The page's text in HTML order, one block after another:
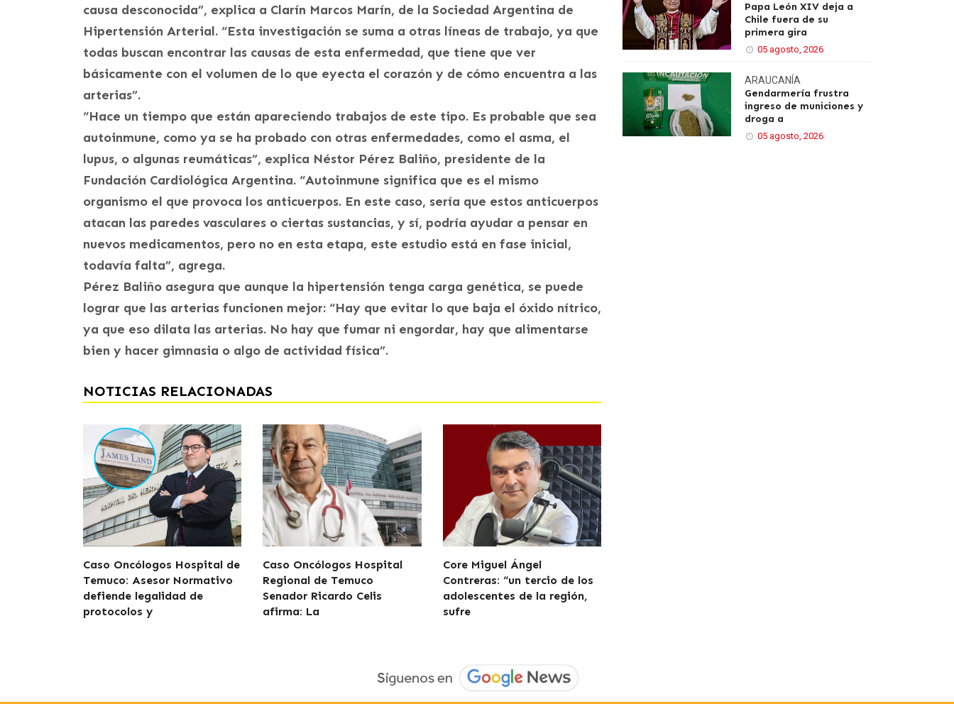
causa desconocida”, explica a Clarín Marcos Marín, de la Sociedad Argentina de
Hipertensión Arterial. “Esta investigación se suma a otras líneas de trabajo, ya que
todas buscan encontrar las causas de esta enfermedad, que tiene que ver
básicamente con el volumen de lo que eyecta el corazón y de cómo encuentra a las
arterias”.
“Hace un tiempo que están apareciendo trabajos de este tipo. Es probable que sea
autoinmune, como ya se ha probado con otras enfermedades, como el asma, el
lupus, o algunas reumáticas”, explica Néstor Pérez Baliño, presidente de la
Fundación Cardiológica Argentina. “Autoinmune significa que es el mismo
organismo el que provoca los anticuerpos. En este caso, sería que estos anticuerpos
atacan las paredes vasculares o ciertas sustancias, y sí, podría ayudar a pensar en
nuevos medicamentos, pero no en esta etapa, este estudio está en fase inicial,
todavía falta”, agrega.
Pérez Baliño asegura que aunque la hipertensión tenga carga genética, se puede
lograr que las arterias funcionen mejor: “Hay que evitar lo que baja el óxido nítrico,
ya que eso dilata las arterias. No hay que fumar ni engordar, hay que alimentarse
bien y hacer gimnasia o algo de actividad física”.
NOTICIAS RELACIONADAS
Caso Oncólogos Hospital de
Temuco: Asesor Normativo
defiende legalidad de
protocolos y
Caso Oncólogos Hospital
Regional de Temuco
Senador Ricardo Celis
afirma: La
Core Miguel Ángel
Contreras: “un tercio de los
adolescentes de la región,
sufre
Papa León XIV deja a
Chile fuera de su
primera gira
05 agosto, 2026
ARAUCANÍA
Gendarmería frustra
ingreso de municiones y
droga a
05 agosto, 2026